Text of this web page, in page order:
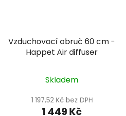
Vzduchovací obruč 60 cm -
Happet Air diffuser
Skladem
1 197,52 Kč bez DPH
1 449 Kč